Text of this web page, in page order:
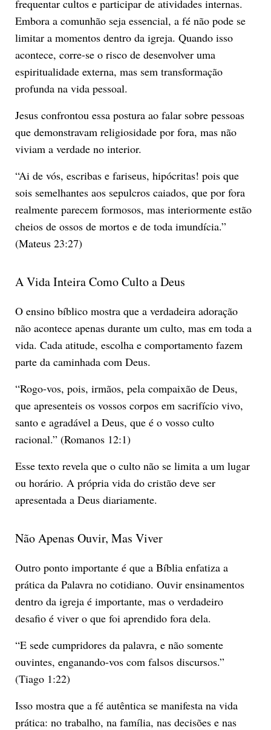
frequentar cultos e participar de atividades internas.
Embora a comunhão seja essencial, a fé não pode se
limitar a momentos dentro da igreja. Quando isso
acontece, corre-se o risco de desenvolver uma
espiritualidade externa, mas sem transformação
profunda na vida pessoal.
Jesus confrontou essa postura ao falar sobre pessoas
que demonstravam religiosidade por fora, mas não
viviam a verdade no interior.
“Ai de vós, escribas e fariseus, hipócritas! pois que
sois semelhantes aos sepulcros caiados, que por fora
realmente parecem formosos, mas interiormente estão
cheios de ossos de mortos e de toda imundícia.”
(Mateus 23:27)
A Vida Inteira Como Culto a Deus
O ensino bíblico mostra que a verdadeira adoração
não acontece apenas durante um culto, mas em toda a
vida. Cada atitude, escolha e comportamento fazem
parte da caminhada com Deus.
“Rogo-vos, pois, irmãos, pela compaixão de Deus,
que apresenteis os vossos corpos em sacrifício vivo,
santo e agradável a Deus, que é o vosso culto
racional.” (Romanos 12:1)
Esse texto revela que o culto não se limita a um lugar
ou horário. A própria vida do cristão deve ser
apresentada a Deus diariamente.
Não Apenas Ouvir, Mas Viver
Outro ponto importante é que a Bíblia enfatiza a
prática da Palavra no cotidiano. Ouvir ensinamentos
dentro da igreja é importante, mas o verdadeiro
desafio é viver o que foi aprendido fora dela.
“E sede cumpridores da palavra, e não somente
ouvintes, enganando-vos com falsos discursos.”
(Tiago 1:22)
Isso mostra que a fé autêntica se manifesta na vida
prática: no trabalho, na família, nas decisões e nas